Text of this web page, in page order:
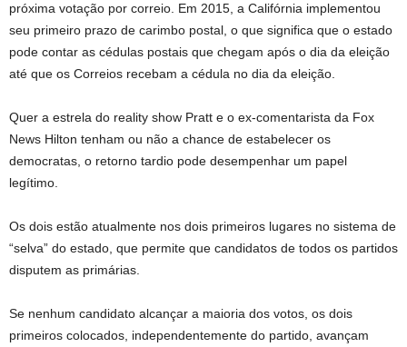
próxima votação por correio. Em 2015, a Califórnia implementou
seu primeiro prazo de carimbo postal, o que significa que o estado
pode contar as cédulas postais que chegam após o dia da eleição
até que os Correios recebam a cédula no dia da eleição.
Quer a estrela do reality show Pratt e o ex-comentarista da Fox
News Hilton tenham ou não a chance de estabelecer os
democratas, o retorno tardio pode desempenhar um papel
legítimo.
Os dois estão atualmente nos dois primeiros lugares no sistema de
“selva” do estado, que permite que candidatos de todos os partidos
disputem as primárias.
Se nenhum candidato alcançar a maioria dos votos, os dois
primeiros colocados, independentemente do partido, avançam